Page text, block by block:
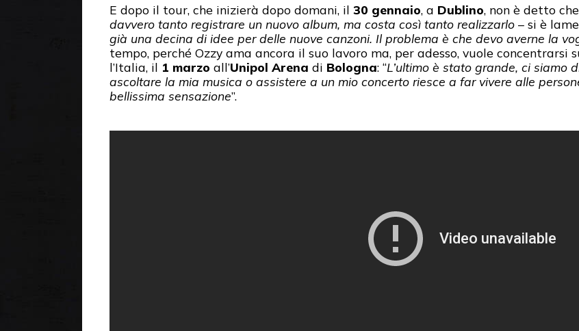
E dopo il tour, che inizierà dopo domani, il 30 gennaio, a Dublino, non è detto
davvero tanto registrare un nuovo album, ma costa così tanto realizzarlo – si è
già una decina di idee per delle nuove canzoni. Il problema è che devo averne la
tempo, perché Ozzy ama ancora il suo lavoro ma, per adesso, vuole concentrarsi
l’Italia, il 1 marzo all’Unipol Arena di Bologna: “L’ultimo è stato grande, ci siamo
ascoltare la mia musica o assistere a un mio concerto riesce a far vivere alle
bellissima sensazione”.